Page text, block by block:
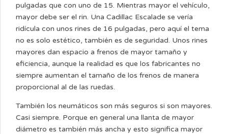
pulgadas que con uno de 15. Mientras mayor el vehículo,
mayor debe ser el rin. Una Cadillac Escalade se vería
ridícula con unos rines de 16 pulgadas, pero aquí el tema
no es solo estético, también es de seguridad. Unos rines
mayores dan espacio a frenos de mayor tamaño y
eficiencia, aunque la realidad es que los fabricantes no
siempre aumentan el tamaño de los frenos de manera
proporcional al de las ruedas.
También los neumáticos son más seguros si son mayores.
Casi siempre. Porque en general una llanta de mayor
diámetro es también más ancha y esto significa mayor